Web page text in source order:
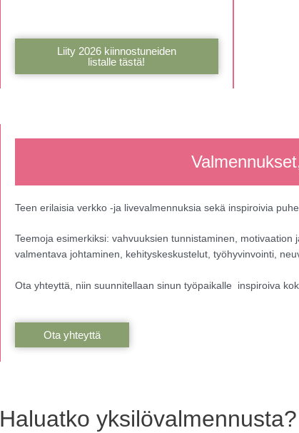
Liity 2026 kiinnostuneiden
listalle tästä!
Teen erilaisia verkko -ja livevalmennuksia sekä inspiroivia
Teemoja esimerkiksi: vahvuuksien tunnistaminen,
valmentava johtaminen, kehityskeskustelut, työhyvinvointi,
Ota yhteyttä, niin suunnitellaan sinun työpaikalle inspiroiva
Ota yhteyttä
Haluatko